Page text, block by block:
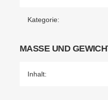
Kategorie:
MASSE UND GEWICHT
Inhalt: